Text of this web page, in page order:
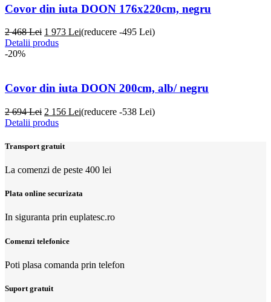
Covor din iuta DOON 176x220cm, negru
2 468 Lei 1 973 Lei(reducere -495 Lei)
Detalii produs
-20%
Covor din iuta DOON 200cm, alb/ negru
2 694 Lei 2 156 Lei(reducere -538 Lei)
Detalii produs
Transport gratuit
La comenzi de peste 400 lei
Plata online securizata
In siguranta prin euplatesc.ro
Comenzi telefonice
Poti plasa comanda prin telefon
Suport gratuit